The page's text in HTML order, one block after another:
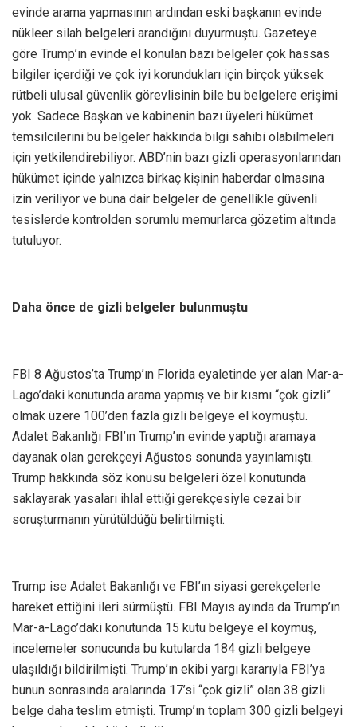
evinde arama yapmasının ardından eski başkanın evinde
nükleer silah belgeleri arandığını duyurmuştu. Gazeteye
göre Trump’ın evinde el konulan bazı belgeler çok hassas
bilgiler içerdiği ve çok iyi korundukları için birçok yüksek
rütbeli ulusal güvenlik görevlisinin bile bu belgelere erişimi
yok. Sadece Başkan ve kabinenin bazı üyeleri hükümet
temsilcilerini bu belgeler hakkında bilgi sahibi olabilmeleri
için yetkilendirebiliyor. ABD’nin bazı gizli operasyonlarından
hükümet içinde yalnızca birkaç kişinin haberdar olmasına
izin veriliyor ve buna dair belgeler de genellikle güvenli
tesislerde kontrolden sorumlu memurlarca gözetim altında
tutuluyor.
Daha önce de gizli belgeler bulunmuştu
FBI 8 Ağustos’ta Trump’ın Florida eyaletinde yer alan Mar-a-
Lago’daki konutunda arama yapmış ve bir kısmı “çok gizli”
olmak üzere 100’den fazla gizli belgeye el koymuştu.
Adalet Bakanlığı FBI’ın Trump’ın evinde yaptığı aramaya
dayanak olan gerekçeyi Ağustos sonunda yayınlamıştı.
Trump hakkında söz konusu belgeleri özel konutunda
saklayarak yasaları ihlal ettiği gerekçesiyle cezai bir
soruşturmanın yürütüldüğü belirtilmişti.
Trump ise Adalet Bakanlığı ve FBI’ın siyasi gerekçelerle
hareket ettiğini ileri sürmüştü. FBI Mayıs ayında da Trump’ın
Mar-a-Lago’daki konutunda 15 kutu belgeye el koymuş,
incelemeler sonucunda bu kutularda 184 gizli belgeye
ulaşıldığı bildirilmişti. Trump’ın ekibi yargı kararıyla FBI’ya
bunun sonrasında aralarında 17’si “çok gizli” olan 38 gizli
belge daha teslim etmişti. Trump’ın toplam 300 gizli belgeyi